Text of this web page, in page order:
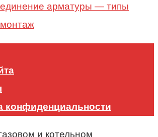
арматуры — типы
конфиденциальности
и котельном